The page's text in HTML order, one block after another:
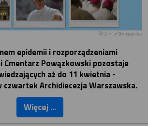
Artur Stelmasiak
epidemii i rozporządzeniami
Cmentarz Powązkowski pozostaje
aż do 11 kwietnia -
czwartek Archidiecezja Warszawska.
Więcej ...